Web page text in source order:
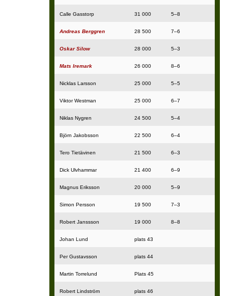
Calle Gasstorp 31 000 5–8
Andreas Berggren 28 500 7–6
Oskar Silow 28 000 5–3
Mats Iremark 26 000 8–6
Nicklas Larsson 25 000 5–5
Viktor Westman 25 000 6–7
Niklas Nygren 24 500 5–4
Björn Jakobsson 22 500 6–4
Tero Tietävinen 21 500 6–3
Dick Ulvhammar 21 400 6–9
Magnus Eriksson 20 000 5–9
Simon Persson 19 500 7–3
Robert Janssson 19 000 8–8
Johan Lund plats 43
Per Gustavsson plats 44
Martin Torrelund Plats 45
Robert Lindström plats 46